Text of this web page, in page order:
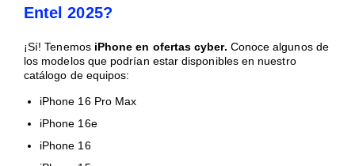
Entel 2025?
¡Sí! Tenemos iPhone en ofertas cyber. Conoce algunos de
los modelos que podrían estar disponibles en nuestro
catálogo de equipos:
iPhone 16 Pro Max
iPhone 16e
iPhone 16